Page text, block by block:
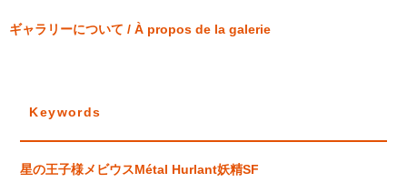
ギャラリーについて / À propos de la galerie
Keywords
星の王子様メビウスMétal Hurlant妖精SF